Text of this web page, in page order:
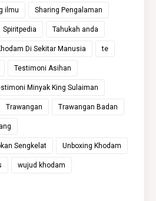
ilmu Sharing Pengalaman
Spiritpedia Tahukah anda
Di Sekitar Manusia te
Testimoni Asihan
Minyak King Sulaiman
Trawangan Trawangan Badan
Sengkelat Unboxing Khodam
wujud khodam